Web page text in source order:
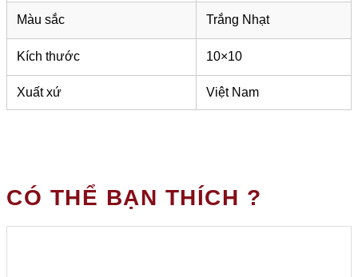
Màu sắc Trắng Nhạt
Kích thước 10×10
Xuất xứ Việt Nam
CÓ THỂ BẠN THÍCH ?